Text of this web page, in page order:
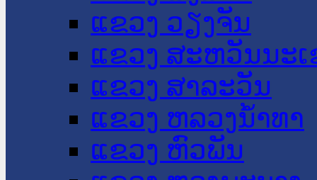
ແຂວງ ວຽງຈັນ
ແຂວງ ສະຫວັນນະ
ແຂວງ ສາລະວັນ
ແຂວງ ຫລວງນໍ້າທາ
ແຂວງ ຫົວພັນ